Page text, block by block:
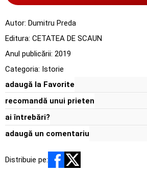
Autor: Dumitru Preda
Editura: CETATEA DE SCAUN
Anul publicării: 2019
Categoria: Istorie
adaugă la Favorite
recomandă unui prieten
ai întrebări?
adaugă un comentariu
Distribuie pe: